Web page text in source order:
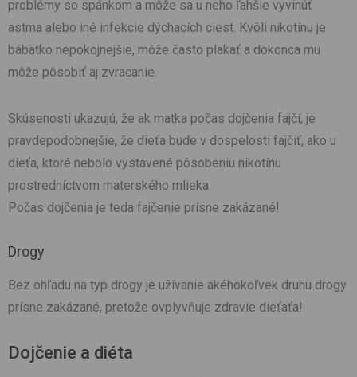
problémy so spánkom a môže sa u neho ľahšie vyvinúť
astma alebo iné infekcie dýchacích ciest. Kvôli nikotínu je
bábätko nepokojnejšie, môže často plakať a dokonca mu
môže pôsobiť aj zvracanie.
Skúsenosti ukazujú, že ak matka počas dojčenia fajčí, je
pravdepodobnejšie, že dieťa bude v dospelosti fajčiť, ako u
dieťa, ktoré nebolo vystavené pôsobeniu nikotínu
prostredníctvom materského mlieka.
Počas dojčenia je teda fajčenie prísne zakázané!
Drogy
Bez ohľadu na typ drogy je užívanie akéhokoľvek druhu drogy
prísne zakázané, pretože ovplyvňuje zdravie dieťaťa!
Dojčenie a diéta